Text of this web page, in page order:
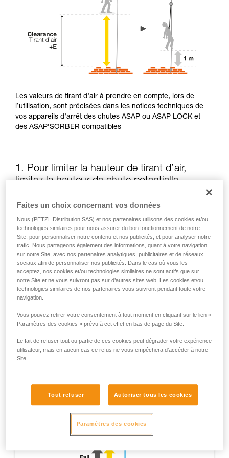
Les valeurs de tirant d’air à prendre en compte, lors de
l’utilisation, sont précisées dans les notices techniques de
vos appareils d’arrêt des chutes ASAP ou ASAP LOCK et
des ASAP’SORBER compatibles
1. Pour limiter la hauteur de tirant d’air,
limitez la hauteur de chute potentielle
La position de l’ASAP ou de l’ASAP LOCK, par rapport à
l’utilisateur, influe sur la hauteur de chute et donc sur la
longueur de déchirement de l’absorbeur d’énergie : ces
deux éléments augmentent le tirant d’air.
Gardez autant que possible l’ASAP ou l’ASAP LOCK au-
dessus du point d’attache de votre harnais
Faites un choix concernant vos données
Nous (PETZL Distribution SAS) et nos partenaires utilisons des cookies et/ou
technologies similaires pour nous assurer du bon fonctionnement de notre
Site, pour personnaliser notre contenu et nos publicités, et pour analyser notre
trafic. Nous partageons également des informations, quant à votre navigation
sur notre Site, avec nos partenaires analytiques, publicitaires et de réseaux
sociaux afin de personnaliser nos publicités. Dans le cas où vous les
acceptez, nos cookies et/ou technologies similaires ne sont actifs que sur
notre Site et ne vous suivront pas sur d’autres sites web. Les cookies et/ou
technologies similaires de nos partenaires vous suivront pendant toute votre
navigation.
Vous pouvez retirer votre consentement à tout moment en cliquant sur le lien «
Paramètres des cookies » prévu à cet effet en bas de page du Site.
Le fait de refuser tout ou partie de ces cookies peut dégrader votre expérience
utilisateur, mais en aucun cas ce refus ne vous empêchera d’accéder à notre
Site.
Tout refuser Autoriser tous les cookies
Paramètres des cookies